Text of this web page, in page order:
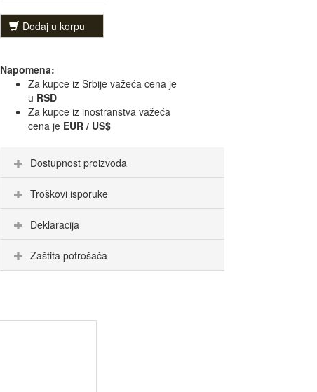
Dodaj u korpu
Napomena:
Za kupce iz Srbije važeća cena je
u RSD
Za kupce iz inostranstva važeća
cena je EUR / US$
Dostupnost proizvoda
Troškovi isporuke
Deklaracija
Zaštita potrošača